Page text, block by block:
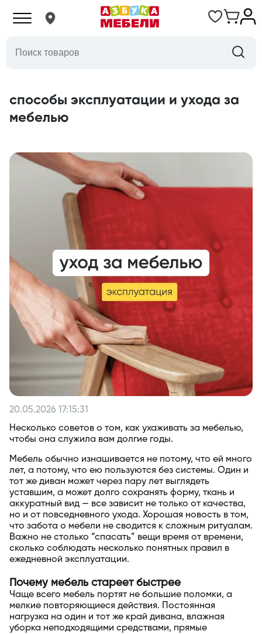
способы эксплуатации и ухода за
мебелью
20.05.2026 17:15:31
Несколько советов о том, как ухаживать за мебелью,
чтобы она служила вам долгие годы.
Мебель обычно изнашивается не потому, что ей много
лет, а потому, что ею пользуются без системы. Один и
тот же диван может через пару лет выглядеть
уставшим, а может долго сохранять форму, ткань и
аккуратный вид — все зависит не только от качества,
но и от повседневного ухода. Хорошая новость в том,
что забота о мебели не сводится к сложным ритуалам.
Важно не столько “спасать” вещи время от времени,
сколько соблюдать несколько понятных правил в
ежедневной эксплуатации.
Почему мебель стареет быстрее
Чаще всего мебель портят не большие поломки, а
мелкие повторяющиеся действия. Постоянная
нагрузка на один и тот же край дивана, влажная
уборка неподходящими средствами, прямые